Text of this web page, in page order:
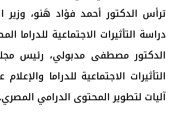
ترأس الدكتور أحمد فؤاد هَنو، وزير
دراسة التأثيرات الاجتماعية للدراما
الدكتور مصطفى مدبولي، رئيس
التأثيرات الاجتماعية للدراما
آليات لتطوير المحتوى الدرامي المصري.